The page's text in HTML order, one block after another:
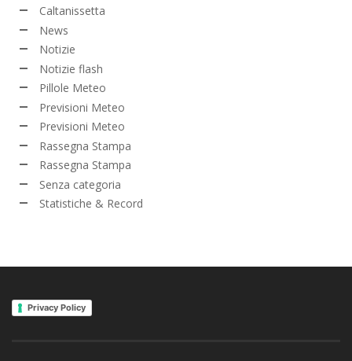
Caltanissetta
News
Notizie
Notizie flash
Pillole Meteo
Previsioni Meteo
Previsioni Meteo
Rassegna Stampa
Rassegna Stampa
Senza categoria
Statistiche & Record
Privacy Policy